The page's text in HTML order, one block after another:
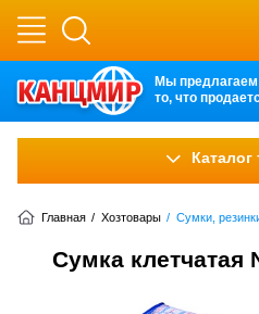
Мы предлагаем
то, что
Каталог
Главная / Хозтовары / Сумки,
Сумка клетчатая